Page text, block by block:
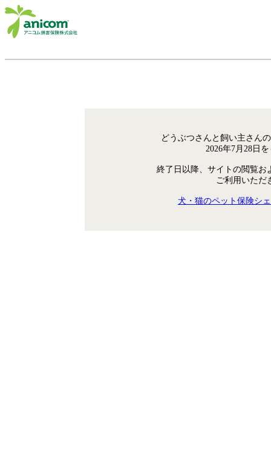
どうぶつさんと飼い主さん
2026年7月28日
終了日以降、サイトの閲覧お
ご利用いただ
犬・猫のペット保険シ